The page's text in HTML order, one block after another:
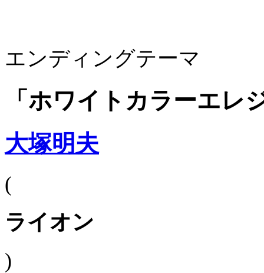
エンディングテーマ
「ホワイトカラーエレ
大塚明夫
(
ライオン
)